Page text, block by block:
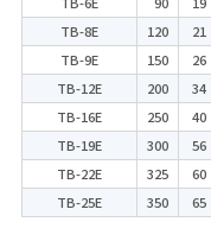
TB-8E
120 21
TB-9E
150 26
TB-12E
200 34
TB-16E
250 40
TB-19E
300 56
TB-22E
325 60
TB-25E
350 65